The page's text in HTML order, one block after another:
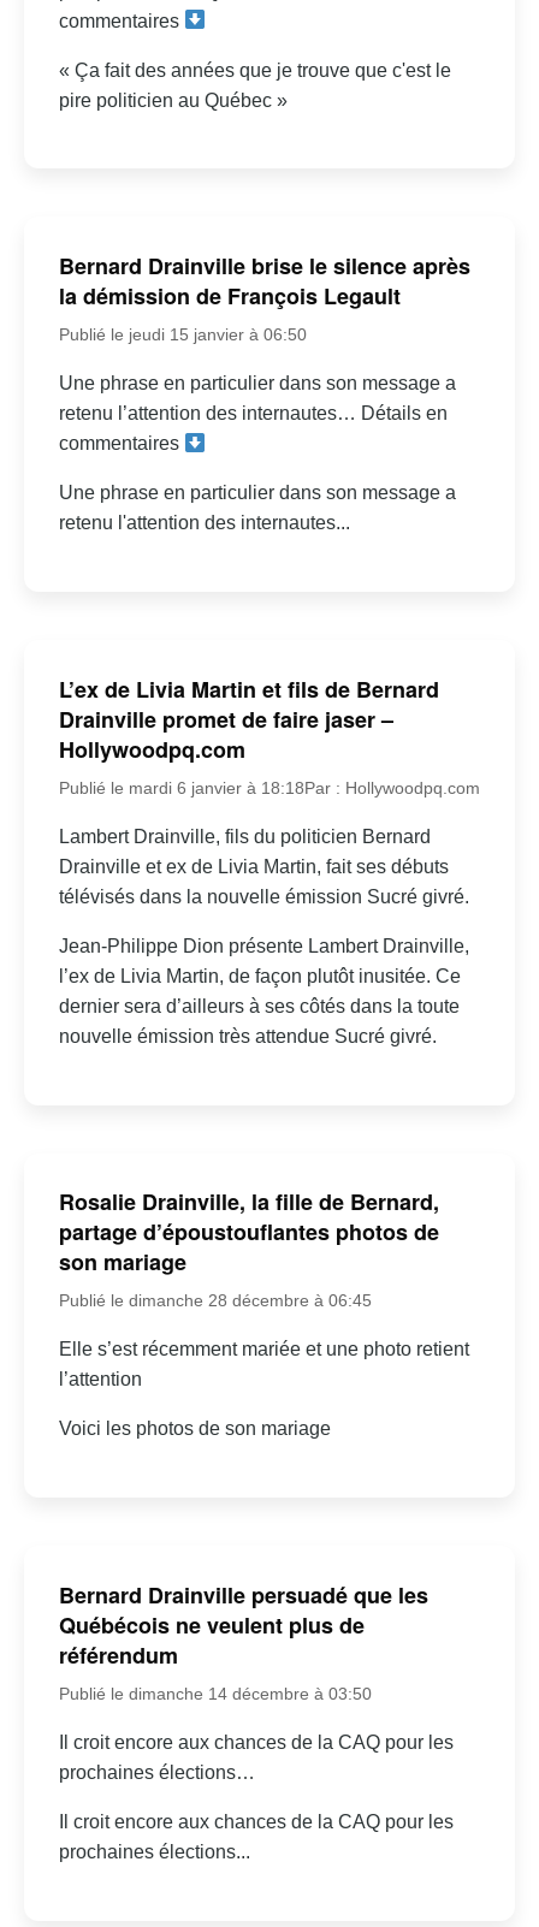
commentaires
« Ça fait des années que je trouve que c'est le
pire politicien au Québec »
Bernard Drainville brise le silence après
la démission de François Legault
Publié le jeudi 15 janvier à 06:50
Une phrase en particulier dans son message a
retenu l’attention des internautes… Détails en
commentaires
Une phrase en particulier dans son message a
retenu l'attention des internautes...
L’ex de Livia Martin et fils de Bernard
Drainville promet de faire jaser –
Hollywoodpq.com
Publié le mardi 6 janvier à 18:18Par : Hollywoodpq.com
Lambert Drainville, fils du politicien Bernard
Drainville et ex de Livia Martin, fait ses débuts
télévisés dans la nouvelle émission Sucré givré.
Jean-Philippe Dion présente Lambert Drainville,
l’ex de Livia Martin, de façon plutôt inusitée. Ce
dernier sera d’ailleurs à ses côtés dans la toute
nouvelle émission très attendue Sucré givré.
Rosalie Drainville, la fille de Bernard,
partage d’époustouflantes photos de
son mariage
Publié le dimanche 28 décembre à 06:45
Elle s’est récemment mariée et une photo retient
l’attention
Voici les photos de son mariage
Bernard Drainville persuadé que les
Québécois ne veulent plus de
référendum
Publié le dimanche 14 décembre à 03:50
Il croit encore aux chances de la CAQ pour les
prochaines élections…
Il croit encore aux chances de la CAQ pour les
prochaines élections...